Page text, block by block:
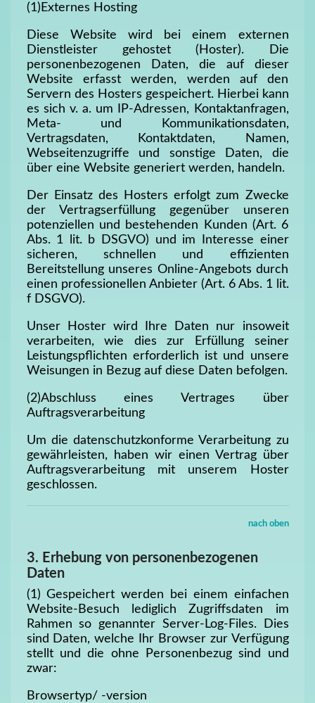
(1)Externes Hosting
Diese Website wird bei einem externen
Dienstleister gehostet (Hoster). Die
personenbezogenen Daten, die auf dieser
Website erfasst werden, werden auf den
Servern des Hosters gespeichert. Hierbei kann
es sich v. a. um IP-Adressen, Kontaktanfragen,
Meta- und Kommunikationsdaten,
Vertragsdaten, Kontaktdaten, Namen,
Webseitenzugriffe und sonstige Daten, die
über eine Website generiert werden, handeln.
Der Einsatz des Hosters erfolgt zum Zwecke
der Vertragserfüllung gegenüber unseren
potenziellen und bestehenden Kunden (Art. 6
Abs. 1 lit. b DSGVO) und im Interesse einer
sicheren, schnellen und effizienten
Bereitstellung unseres Online-Angebots durch
einen professionellen Anbieter (Art. 6 Abs. 1 lit.
f DSGVO).
Unser Hoster wird Ihre Daten nur insoweit
verarbeiten, wie dies zur Erfüllung seiner
Leistungspflichten erforderlich ist und unsere
Weisungen in Bezug auf diese Daten befolgen.
(2)Abschluss eines Vertrages über
Auftragsverarbeitung
Um die datenschutzkonforme Verarbeitung zu
gewährleisten, haben wir einen Vertrag über
Auftragsverarbeitung mit unserem Hoster
geschlossen.
nach oben
3. Erhebung von personenbezogenen
Daten
(1) Gespeichert werden bei einem einfachen
Website-Besuch lediglich Zugriffsdaten im
Rahmen so genannter Server-Log-Files. Dies
sind Daten, welche Ihr Browser zur Verfügung
stellt und die ohne Personenbezug sind und
zwar:
Browsertyp/ -version